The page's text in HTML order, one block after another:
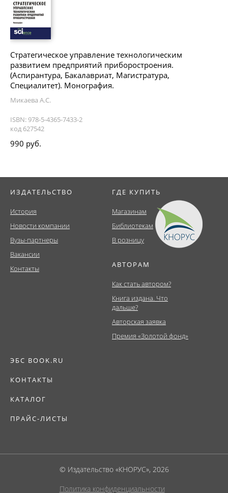
Стратегическое управление технологическим
развитием предприятий приборостроения.
(Аспирантура, Бакалавриат, Магистратура,
Специалитет). Монография.
Микаева А.С.
ISBN: 978-5-4365-7433-2
код 627542
990 руб.
ИЗДАТЕЛЬСТВО
История
Новости компании
Вузы-партнеры
Вакансии
Контакты
ГДЕ КУПИТЬ
Магазинам
Библиотекам
В розницу
АВТОРАМ
Как стать автором?
Книга издана. Что
дальше?
Авторская заявка
Премия «Золотой фонд»
ЭБС BOOK.RU
КОНТАКТЫ
КАТАЛОГ
ПРАЙС-ЛИСТЫ
© Издательство «КНОРУС», 2026
Политика конфиденциальности